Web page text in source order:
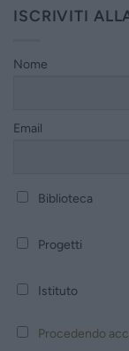
ISCRIVITI
Nome
Email
Biblioteca
Progetti
Istituto
Procedendo